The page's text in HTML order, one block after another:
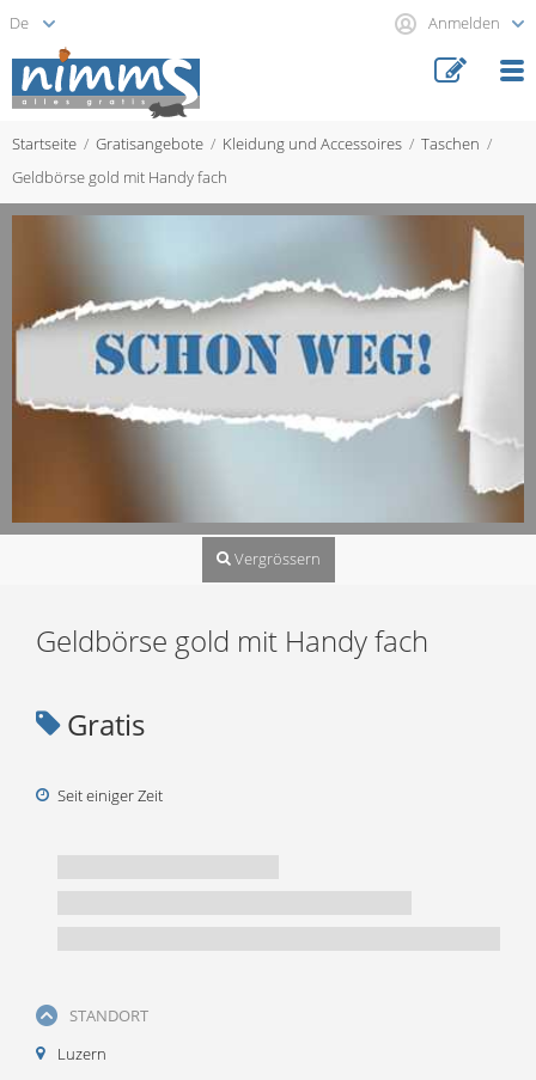
Anmelden
Startseite Gratisangebote Kleidung und Accessoires
Taschen
Geldbörse gold mit Handy fach
Vergrössern
Geldbörse gold mit Handy fach
Gratis
Seit einiger Zeit
STANDORT
Luzern